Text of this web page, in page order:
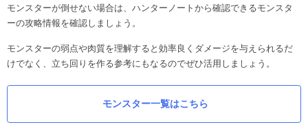
モンスターが倒せない場合は、ハンターノートから確認できるモンスタ
ーの攻略情報を確認しましょう。
モンスターの弱点や肉質を理解すると効率良くダメージを与えられるだ
けでなく、立ち回りを作る参考にもなるのでぜひ活用しましょう。
モンスター一覧はこちら